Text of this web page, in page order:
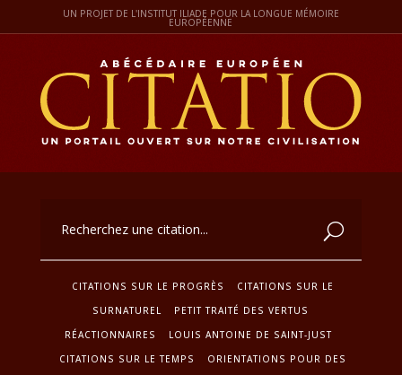
UN PROJET DE L'INSTITUT ILIADE POUR LA LONGUE MÉMOIRE
EUROPÉENNE
CITATIONS SUR LE PROGRÈS
CITATIONS SUR LE
SURNATUREL
PETIT TRAITÉ DES VERTUS
RÉACTIONNAIRES
LOUIS ANTOINE DE SAINT-JUST
CITATIONS SUR LE TEMPS
ORIENTATIONS POUR DES